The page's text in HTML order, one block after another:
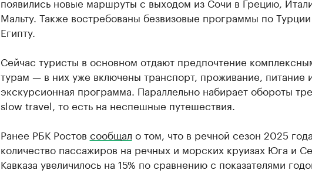
Мальту. Также востребованы безвизовые программы по
Египту.
Сейчас туристы в основном отдают предпочтение
турам — в них уже включены транспорт, проживание, питание
экскурсионная программа. Параллельно набирает обороты
slow travel, то есть на неспешные путешествия.
Ранее РБК Ростов сообщал о том, что в речной сезон 2025
количество пассажиров на речных и морских круизах Юга и
Кавказа увеличилось на 15% по сравнению с показателями